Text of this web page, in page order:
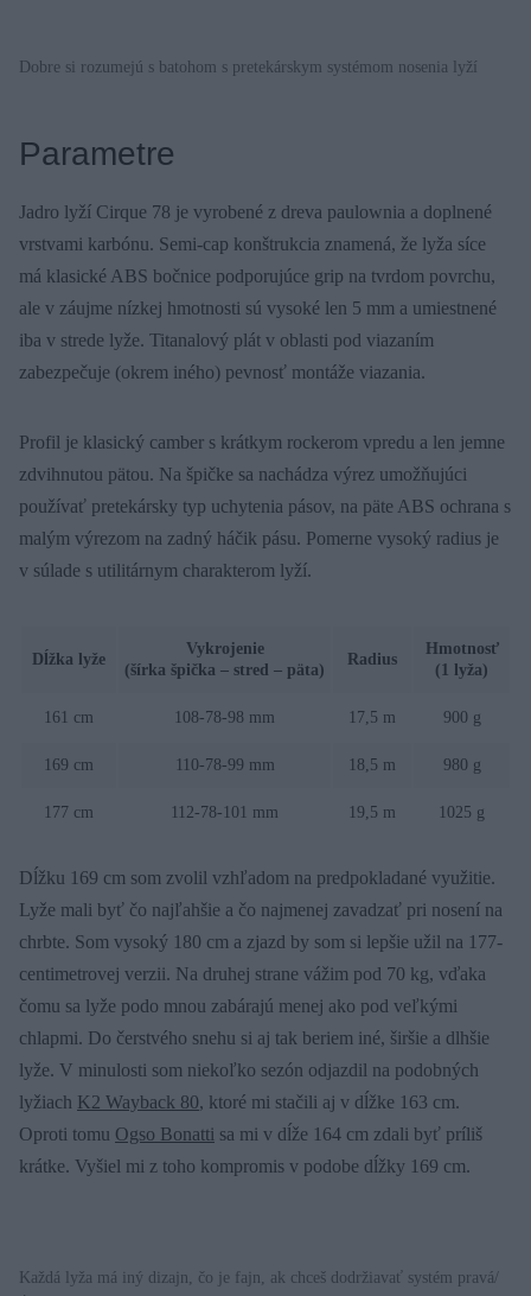
Dobre si rozumejú s batohom s pretekárskym systémom nosenia lyží
Parametre
Jadro lyží Cirque 78 je vyrobené z dreva paulownia a doplnené
vrstvami karbónu. Semi-cap konštrukcia znamená, že lyža síce
má klasické ABS bočnice podporujúce grip na tvrdom povrchu,
ale v záujme nízkej hmotnosti sú vysoké len 5 mm a umiestnené
iba v strede lyže. Titanalový plát v oblasti pod viazaním
zabezpečuje (okrem iného) pevnosť montáže viazania.
Profil je klasický camber s krátkym rockerom vpredu a len jemne
zdvihnutou pätou. Na špičke sa nachádza výrez umožňujúci
používať pretekársky typ uchytenia pásov, na päte ABS ochrana s
malým výrezom na zadný háčik pásu. Pomerne vysoký radius je
v súlade s utilitárnym charakterom lyží.
Dĺžka lyže
Vykrojenie
(šírka špička – stred – päta)
Radius
Hmotnosť
(1 lyža)
161 cm 108-78-98 mm 17,5 m 900 g
169 cm 110-78-99 mm 18,5 m 980 g
177 cm 112-78-101 mm 19,5 m 1025 g
Dĺžku 169 cm som zvolil vzhľadom na predpokladané využitie.
Lyže mali byť čo najľahšie a čo najmenej zavadzať pri nosení na
chrbte. Som vysoký 180 cm a zjazd by som si lepšie užil na 177-
centimetrovej verzii. Na druhej strane vážim pod 70 kg, vďaka
čomu sa lyže podo mnou zabárajú menej ako pod veľkými
chlapmi. Do čerstvého snehu si aj tak beriem iné, širšie a dlhšie
lyže. V minulosti som niekoľko sezón odjazdil na podobných
lyžiach K2 Wayback 80, ktoré mi stačili aj v dĺžke 163 cm.
Oproti tomu Ogso Bonatti sa mi v dĺže 164 cm zdali byť príliš
krátke. Vyšiel mi z toho kompromis v podobe dĺžky 169 cm.
Každá lyža má iný dizajn, čo je fajn, ak chceš dodržiavať systém pravá/